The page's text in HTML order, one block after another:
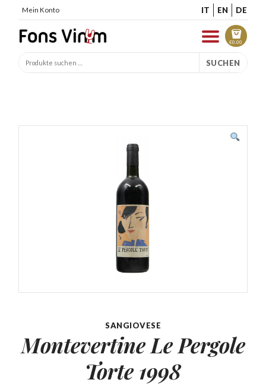
Mein Konto IT EN DE
€0.00
SUCHEN
SANGIOVESE
Montevertine Le Pergole
Torte 1998